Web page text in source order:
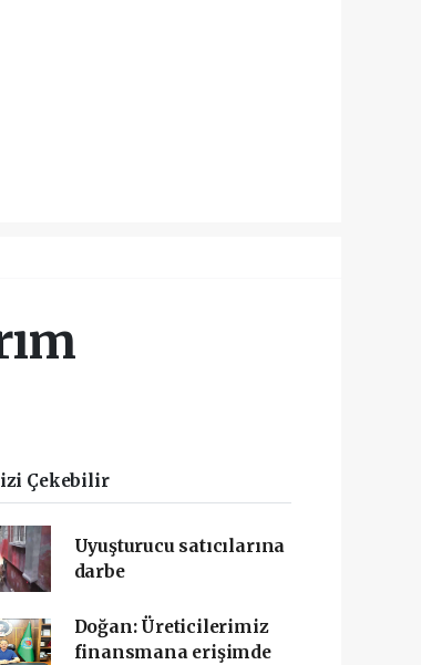
Çekebilir
Uyuşturucu satıcılarına
darbe
Doğan: Üreticilerimiz
finansmana erişimde